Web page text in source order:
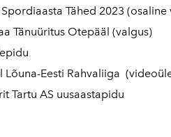
Tähed 2023
Tänuüritus Otepääl (valgus)
Lõuna-Eesti Rahvaliiga
Tartu AS uusaastapidu